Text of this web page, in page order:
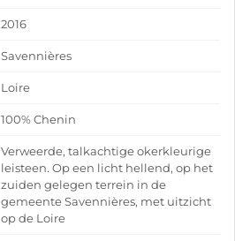
2016
Savennières
Loire
100% Chenin
Verweerde, talkachtige okerkleurige
leisteen. Op een licht hellend, op het
zuiden gelegen terrein in de
gemeente Savennières, met uitzicht
op de Loire